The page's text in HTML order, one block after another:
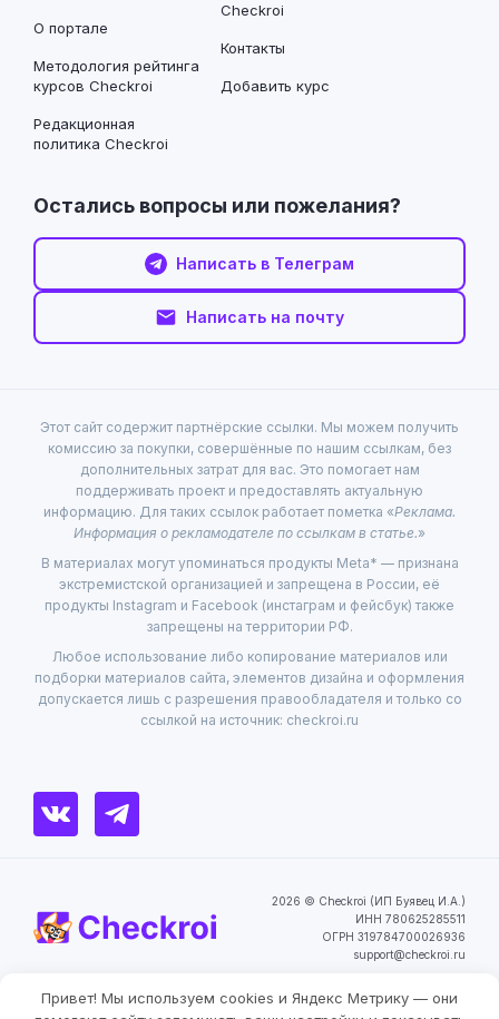
О портале
Методология рейтинга
курсов Checkroi
Редакционная
политика Checkroi
Checkroi
Контакты
Добавить курс
Остались вопросы или пожелания?
Написать в Телеграм
Написать на почту
Этот сайт содержит партнёрские ссылки. Мы можем получить
комиссию за покупки, совершённые по нашим ссылкам, без
дополнительных затрат для вас. Это помогает нам
поддерживать проект и предоставлять актуальную
информацию. Для таких ссылок работает пометка «Реклама.
Информация о рекламодателе по ссылкам в статье.»
В материалах могут упоминаться продукты Meta* — признана
экстремистской организацией и запрещена в России, её
продукты Instagram и Facebook (инстаграм и фейсбук) также
запрещены на территории РФ.
Любое использование либо копирование материалов или
подборки материалов сайта, элементов дизайна и оформления
допускается лишь с разрешения правообладателя и только со
ссылкой на источник: checkroi.ru
2026 © Checkroi (ИП Буявец И.А.)
ИНН 780625285511
ОГРН 319784700026936
support@checkroi.ru
Пользовательское
Политика
Согласие на обработку
персональных данных
Привет! Мы используем cookies и Яндекс Метрику — они